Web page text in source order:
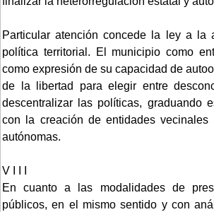
Particular atención concede la ley a la
política territorial. El municipio como
como expresión de su capacidad de
de la libertad para elegir entre
descentralizar las políticas, graduando
con la creación de entidades vecinales
autónomas.
V I I I
En cuanto a las modalidades de
públicos, en el mismo sentido y con